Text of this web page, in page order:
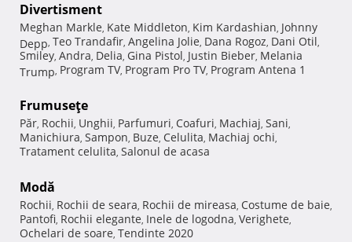
Divertisment
Meghan Markle, Kate Middleton, Kim Kardashian, Johnny
Depp, Teo Trandafir, Angelina Jolie, Dana Rogoz, Dani Otil,
Smiley, Andra, Delia, Gina Pistol, Justin Bieber, Melania
Trump, Program TV, Program Pro TV, Program Antena 1
Frumuseţe
Păr, Rochii, Unghii, Parfumuri, Coafuri, Machiaj, Sani,
Manichiura, Sampon, Buze, Celulita, Machiaj ochi,
Tratament celulita, Salonul de acasa
Modă
Rochii, Rochii de seara, Rochii de mireasa, Costume de baie,
Pantofi, Rochii elegante, Inele de logodna, Verighete,
Ochelari de soare, Tendinte 2020